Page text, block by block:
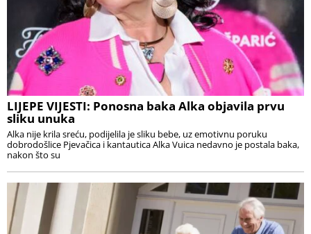
LIJEPE VIJESTI: Ponosna baka Alka objavila prvu
sliku unuka
Alka nije krila sreću, podijelila je sliku bebe, uz emotivnu poruku
dobrodošlice Pjevačica i kantautica Alka Vuica nedavno je postala baka,
nakon što su